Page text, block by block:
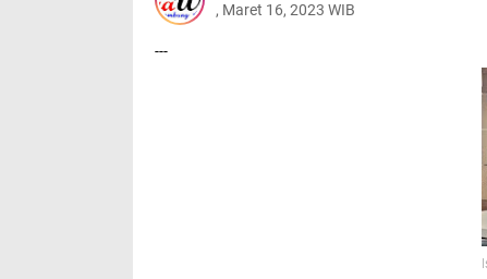
, Maret 16, 2023 WIB
---